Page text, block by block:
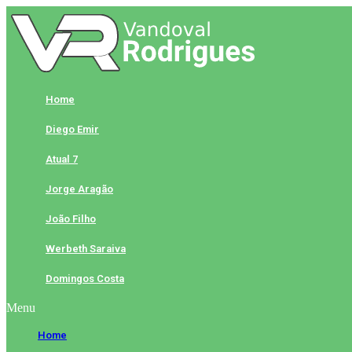
Skip
to
content
Home
Diego Emir
Atual 7
Jorge Aragão
João Filho
Werbeth Saraiva
Domingos Costa
Menu
Home